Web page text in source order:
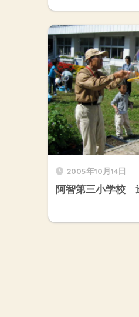
2005年10月14日
阿智第三小学校